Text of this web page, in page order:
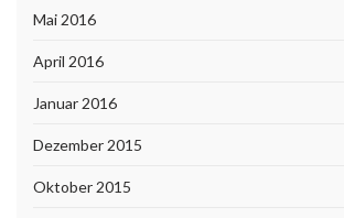
Mai 2016
April 2016
Januar 2016
Dezember 2015
Oktober 2015